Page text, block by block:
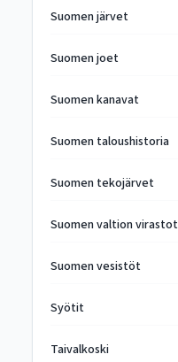
Suomen järvet
Suomen joet
Suomen kanavat
Suomen taloushistoria
Suomen tekojärvet
Suomen valtion virastot
Suomen vesistöt
Syötit
Taivalkoski